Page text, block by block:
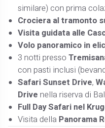
similare) con prima
Crociera al tramonto
Visita guidata alle
Volo panoramico in
3 notti presso
con pasti inclusi
Safari Sunset Drive,
Drive nella riserva di
Full Day Safari nel
Visita della Panorama